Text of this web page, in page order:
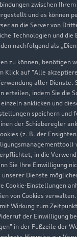
zwischen
und es können
an die Server von
Technologien und die
nachfolgend als
zu können, benötigen
Klick auf "Alle
aller Dienste.
erteilen, indem Sie die
anklicken und
speichern und
der Schieberegler
(z. B. der
in die
Sie Ihre Einwilligung
unserer Dienste
Cookie-Einstellungen
von Cookies verwalten.
Wirkung zum
der Einwilligung
in der Fußzeile der